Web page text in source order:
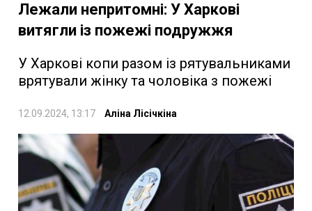
Лежали непритомні: У Харкові
витягли із пожежі подружжя
У Харкові копи разом із рятувальниками
врятували жінку та чоловіка з пожежі
12.09.2024, 13:17 Аліна Лісічкіна